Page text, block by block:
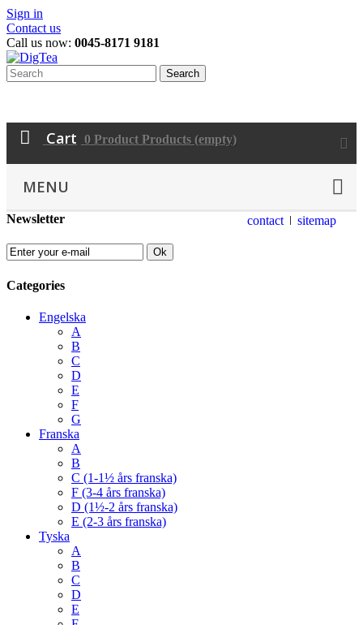
Sign in
Contact us
Call us now: 0045-8171 9181
Search
Cart 0 Product Products (empty)
MENU
contact sitemap
Newsletter
Ok
Categories
Engelska
A
B
C
D
E
F
G
Franska
A
B
C (1-1½ års franska)
F (3-4 års franska)
D (1½-2 års franska)
E (2-3 års franska)
Tyska
A
B
C
D
E